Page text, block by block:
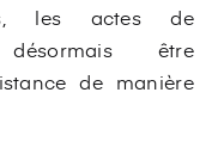
les actes de
être
de manière